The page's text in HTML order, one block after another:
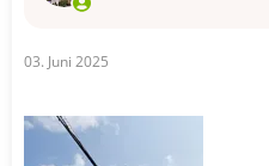
:
03. Juni 2025